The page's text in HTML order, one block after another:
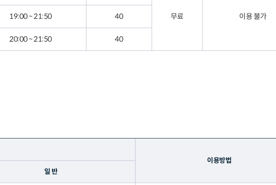
무료 이용 불가
19:00 ~ 21:50 40
20:00 ~ 21:50 40
이용방법
일 반